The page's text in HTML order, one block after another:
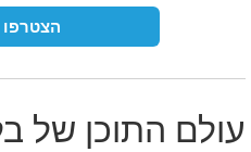
הצטרפו
עולם התוכן של